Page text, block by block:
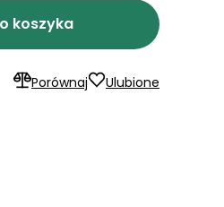
koszyka
Porównaj Ulubione